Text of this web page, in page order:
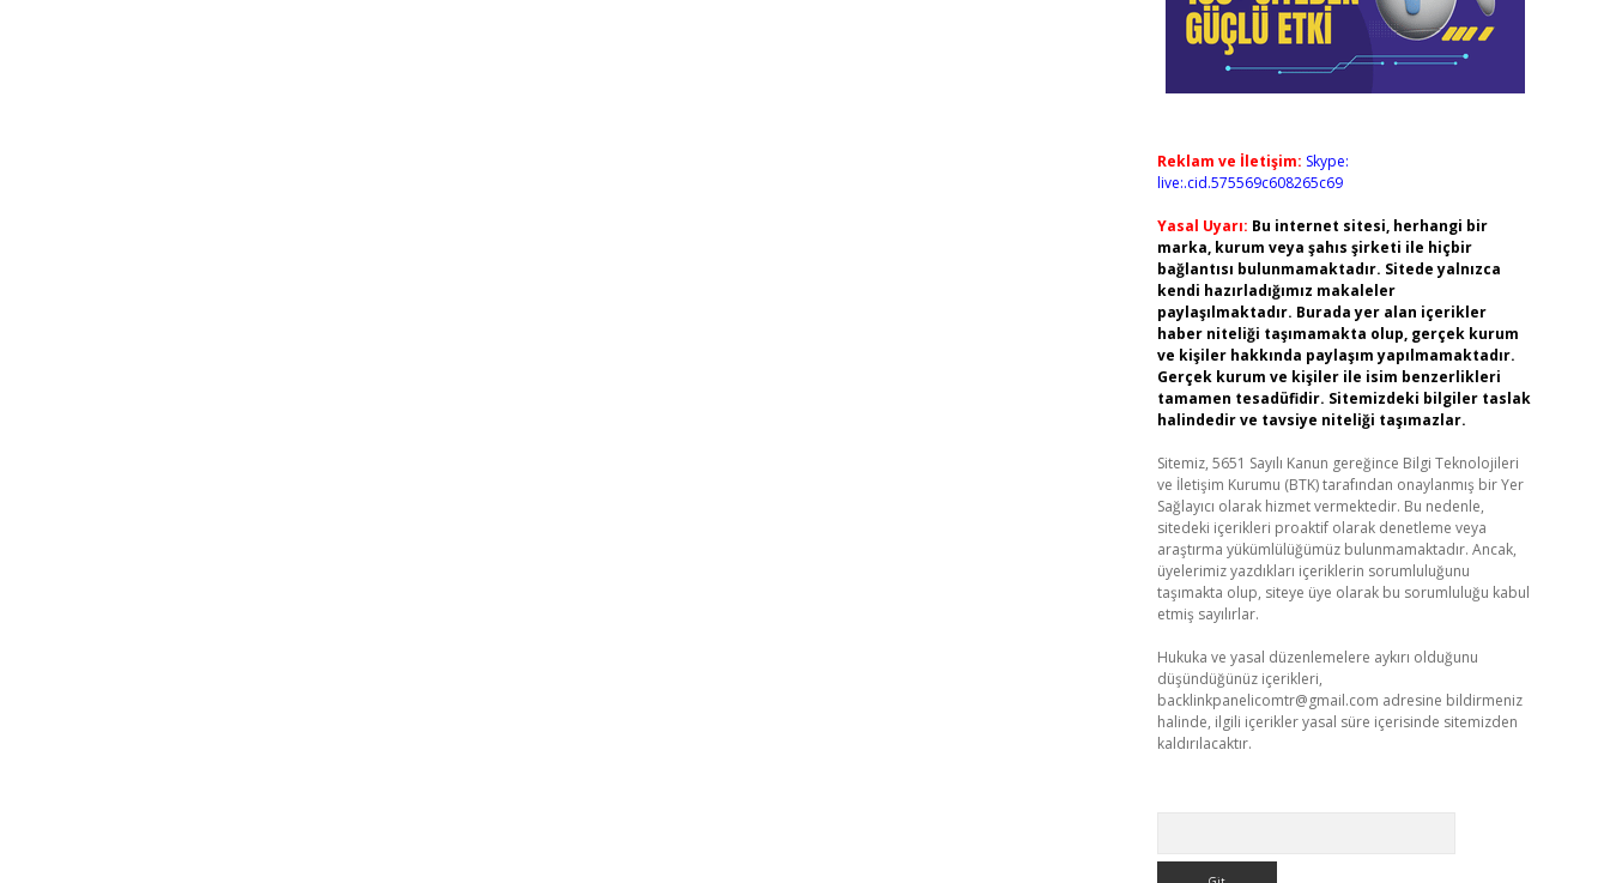
Reklam ve İletişim: Skype:
live:.cid.575569c608265c69
Yasal Uyarı: Bu internet sitesi, herhangi bir
marka, kurum veya şahıs şirketi ile hiçbir
bağlantısı bulunmamaktadır. Sitede yalnızca
kendi hazırladığımız makaleler
paylaşılmaktadır. Burada yer alan içerikler
haber niteliği taşımamakta olup, gerçek kurum
ve kişiler hakkında paylaşım yapılmamaktadır.
Gerçek kurum ve kişiler ile isim benzerlikleri
tamamen tesadüfidir. Sitemizdeki bilgiler taslak
halindedir ve tavsiye niteliği taşımazlar.
Sitemiz, 5651 Sayılı Kanun gereğince Bilgi Teknolojileri
ve İletişim Kurumu (BTK) tarafından onaylanmış bir Yer
Sağlayıcı olarak hizmet vermektedir. Bu nedenle,
sitedeki içerikleri proaktif olarak denetleme veya
araştırma yükümlülüğümüz bulunmamaktadır. Ancak,
üyelerimiz yazdıkları içeriklerin sorumluluğunu
taşımakta olup, siteye üye olarak bu sorumluluğu kabul
etmiş sayılırlar.
Hukuka ve yasal düzenlemelere aykırı olduğunu
düşündüğünüz içerikleri,
backlinkpanelicomtr@gmail.com adresine bildirmeniz
halinde, ilgili içerikler yasal süre içerisinde sitemizden
kaldırılacaktır.